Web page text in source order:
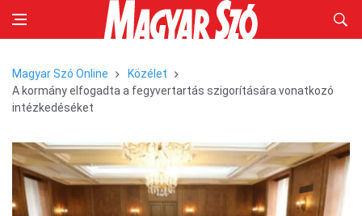
Magyar Szó Online
Közélet
A kormány elfogadta a fegyvertartás szigorítására vonatkozó
intézkedéséket